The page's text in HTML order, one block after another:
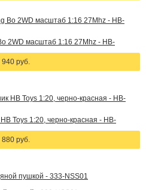
2WD масштаб 1:16 27Mhz - HB-
940 руб.
Toys 1:20, черно-красная - HB-
880 руб.